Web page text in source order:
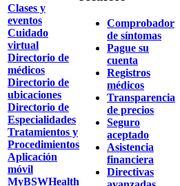
Clases y
eventos
Cuidado
virtual
Directorio de
médicos
Directorio de
ubicaciones
Directorio de
Especialidades
Tratamientos y
Procedimientos
Aplicación
móvil
MyBSWHealth
Comprobador
de síntomas
Pague su
cuenta
Registros
médicos
Transparencia
de precios
Seguro
aceptado
Asistencia
financiera
Directivas